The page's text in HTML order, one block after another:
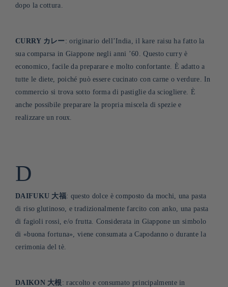
dopo la cottura.
CURRY カレー: originario dell’India, il kare raisu ha fatto la
sua comparsa in Giappone negli anni ’60. Questo curry è
economico, facile da preparare e molto confortante. È adatto a
tutte le diete, poiché può essere cucinato con carne o verdure. In
commercio si trova sotto forma di pastiglie da sciogliere. È
anche possibile preparare la propria miscela di spezie e
realizzare un roux.
D
DAIFUKU 大福: questo dolce è composto da mochi, una pasta
di riso glutinoso, e tradizionalmente farcito con anko, una pasta
di fagioli rossi, e/o frutta. Considerata in Giappone un simbolo
di «buona fortuna», viene consumata a Capodanno o durante la
cerimonia del tè.
DAIKON 大根 : raccolto e consumato principalmente in